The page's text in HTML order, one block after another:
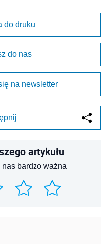
do druku
do nas
na newsletter
artykułu
bardzo ważna